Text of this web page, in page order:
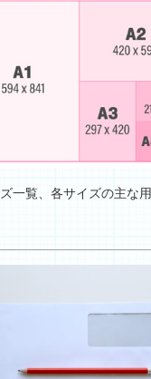
一覧、各サイズの主な用